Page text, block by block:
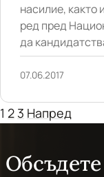
насилие, както
ред пред
да
07.06.2017
1 23 Напред